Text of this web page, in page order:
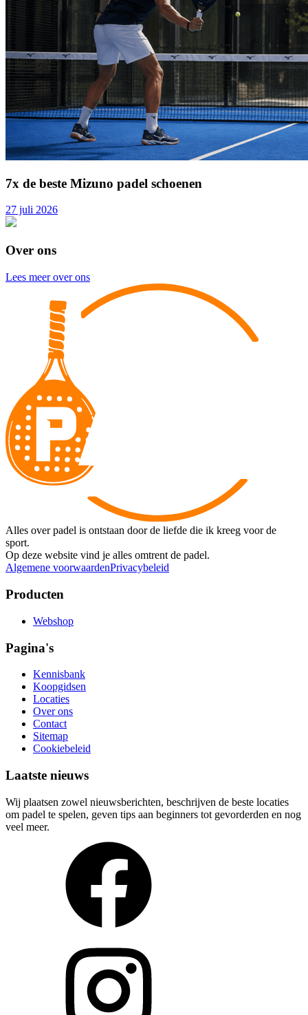
7x de beste Mizuno padel schoenen
27 juli 2026
Over ons
Lees meer over ons
Alles over padel is ontstaan door de liefde die ik kreeg voor de
sport.
Op deze website vind je alles omtrent de padel.
Algemene voorwaardenPrivacybeleid
Producten
Webshop
Pagina's
Kennisbank
Koopgidsen
Locaties
Over ons
Contact
Sitemap
Cookiebeleid
Laatste nieuws
Wij plaatsen zowel nieuwsberichten, beschrijven de beste locaties
om padel te spelen, geven tips aan beginners tot gevorderden en nog
veel meer.